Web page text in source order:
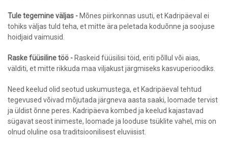
Tule tegemine väljas - Mõnes piirkonnas usuti, et Kadripäeval ei
tohiks väljas tuld teha, et mitte ära peletada koduõnne ja soojuse
hoidjaid vaimusid.
Raske füüsiline töö - Raskeid füüsilisi töid, eriti põllul või aias,
välditi, et mitte rikkuda maa viljakust järgmiseks kasvuperioodiks.
Need keelud olid seotud uskumustega, et Kadripäeval tehtud
tegevused võivad mõjutada järgneva aasta saaki, loomade tervist
ja üldist õnne peres. Kadripäeva kombed ja keelud kajastavad
sügavat seost inimeste, loomade ja looduse tsüklite vahel, mis on
olnud oluline osa traditsioonilisest eluviisist.